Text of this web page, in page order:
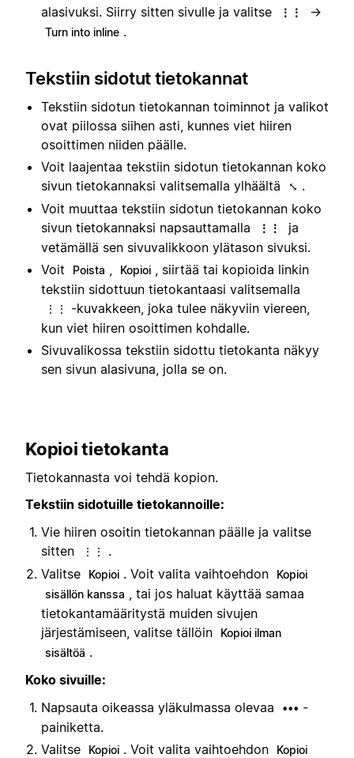
alasivuksi. Siirry sitten sivulle ja valitse
⋮⋮ →
Turn into inline .
Tekstiin sidotut tietokannat
Tekstiin sidotun tietokannan toiminnot ja valikot
ovat piilossa siihen asti, kunnes viet hiiren
osoittimen niiden päälle.
Voit laajentaa tekstiin sidotun tietokannan koko
sivun tietokannaksi valitsemalla ylhäältä
⤡ .
Voit muuttaa tekstiin sidotun tietokannan koko
sivun tietokannaksi napsauttamalla
⋮⋮
ja
vetämällä sen sivuvalikkoon ylätason sivuksi.
Voit
Poista , Kopioi , siirtää tai kopioida linkin
tekstiin sidottuun tietokantaasi valitsemalla
⋮⋮
-kuvakkeen, joka tulee näkyviin viereen,
kun viet hiiren osoittimen kohdalle.
Sivuvalikossa tekstiin sidottu tietokanta näkyy
sen sivun alasivuna, jolla se on.
Kopioi tietokanta
Tietokannasta voi tehdä kopion.
Tekstiin sidotuille tietokannoille:
Vie hiiren osoitin tietokannan päälle ja valitse
sitten
⋮⋮
.
Valitse
Kopioi . Voit valita vaihtoehdon
Kopioi
sisällön kanssa
, tai jos haluat käyttää samaa
tietokantamääritystä muiden sivujen
järjestämiseen, valitse tällöin
Kopioi ilman
sisältöä .
Koko sivuille:
Napsauta oikeassa yläkulmassa olevaa
••• -
painiketta.
Valitse
Kopioi . Voit valita vaihtoehdon
Kopioi